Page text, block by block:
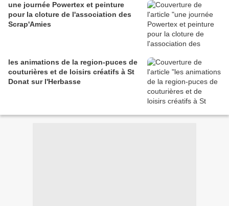
une journée Powertex et peinture
pour la cloture de l'association des
Scrap'Amies
les animations de la region-puces de
couturières et de loisirs créatifs à St
Donat sur l'Herbasse